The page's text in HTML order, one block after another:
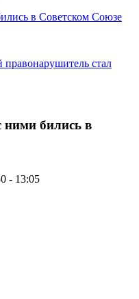
в Советском Союзе
стал
бились в
- 13:05